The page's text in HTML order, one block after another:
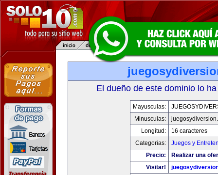
El dueño de este dominio lo
Mayusculas:
Minusculas:
Longitud:
16 caracteres
Categorias:
Juegos y
Precio:
Realizar una
Visitar!